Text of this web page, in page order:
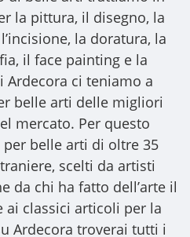
la pittura, il disegno, la
la doratura, la
il face painting e la
Ardecora ci teniamo a
belle arti delle migliori
mercato. Per questo
belle arti di oltre 35
scelti da artisti
da chi ha fatto dell’arte il
classici articoli per la
Ardecora troverai tutti i